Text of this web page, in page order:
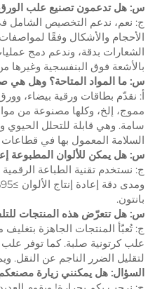
س: هل تدعمون تصنيع علب
ج: نعم، ندعم التخصيص الشامل
الأحجام والأشكال وفقًا
الشعارات بدقة، وندعم دمج
بالأشعة فوق البنفسجية وغيرها
س: ما المواد المتاحة؟ وهل هي
أ: نقدّم بطاقات ورقية بيضاء،
مموج، إلخ، وكلها مصنوعة من
سامة. وهي قابلة للتحلل الحيوي
السلامة المعمول بها في قطاعات
س: هل يمكن للألوان المطبوعة
ج: نستخدم تقنية الطباعة
بانتون.
س: هل تتعرّض هذه المنتجات
ج: تُعبّأ المنتجات الجاهزة
علب كرتونية صلبة. كما توفر
لتقليل الضرر الناجم عن النقل.
السؤال: هل يمكنني زيارة